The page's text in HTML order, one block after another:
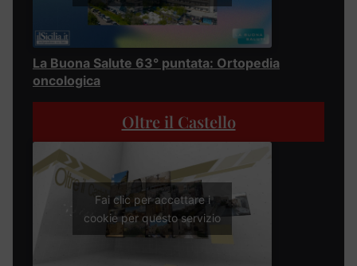
La Buona Salute 63° puntata: Ortopedia
oncologica
Oltre il Castello
Fai clic per accettare i
cookie per questo servizio